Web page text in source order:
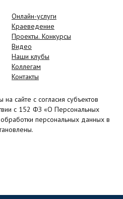
Онлайн-услуги
Краеведение
Проекты. Конкурсы
Видео
Наши клубы
Коллегам
Контакты
сайте с согласия субъектов
с 152 ФЗ «О Персональных
персональных данных в